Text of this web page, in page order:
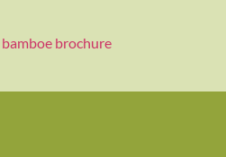
bamboe brochure